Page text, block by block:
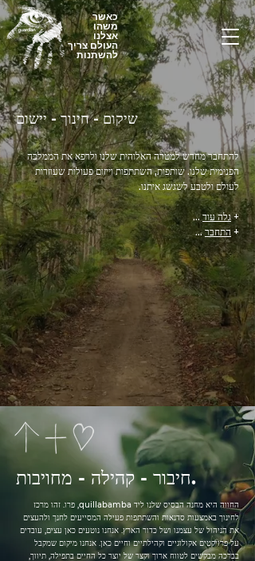
כאשר
משהו
אצלנו
העולם צריך
להשתנות
שיקום - חינוך - יישום
להתחבר מחדש למטרה האלוהית שלנו ולרפא את הממלכה
הפנימית שלנו. שותפות, השתתפות וייזום פעולות שעוזרות
לעולם ולטבע לשגשג איתנו.
+גלה עוד...
+ התחבר ...
חיבור - קהילה - מחויבות.
החווה היא מחנה הבסיס שלנו ליד quillabamba, פרו. זהו מרכז
לחינוך באמצעות סדנאות והשתתפות פעילה המסייעים לחנך ולהעצים
את הניהול של עצמנו ושל כדור הארץ. אנחנו נוטעים כאן עצים, עובדים
על פרויקטים אקולוגיים וקהילתיים וחיים כאן. אנחנו מיקום שמקבל
בברכה מבקשים לטווח ארוך וקצר של יוצר כל החיים בתפילה, תיווך,